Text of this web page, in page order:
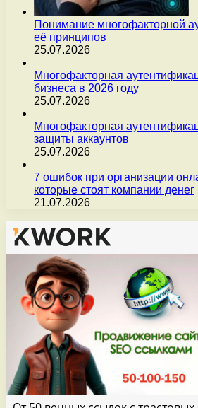
Понимание многофакторной
её принципов
25.07.2026
Многофакторная
бизнеса в 2026 году
25.07.2026
Многофакторная
защиты аккаунтов
25.07.2026
7 ошибок при организации
которые стоят компании денег
21.07.2026